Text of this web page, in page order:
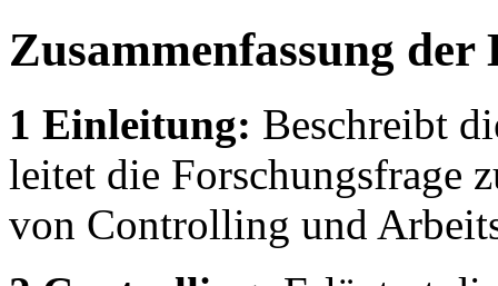
Zusammenfassung der
1 Einleitung: Beschreibt
leitet die Forschungsfrage
von Controlling und